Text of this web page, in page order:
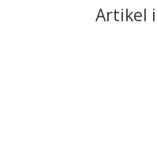
Artikel